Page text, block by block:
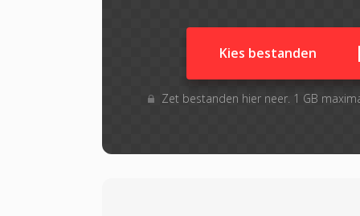
Kies bestanden
Zet bestanden hier neer. 1 GB